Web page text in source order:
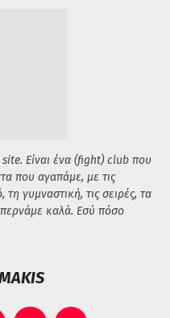
Είναι ένα (fight) club που
που αγαπάμε, με τις
τη γυμναστική, τις σειρές, τα
καλά. Εσύ πόσο